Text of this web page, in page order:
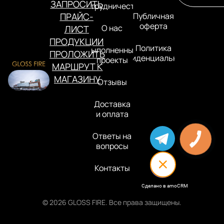
ЗАПРОСИТЬ
ПРАЙС-
ЛИСТ
ПРОДУКЦИИ
ПРОЛОЖИТЬ
МАРШРУТ К
МАГАЗИНУ
Сотрудничество
О нас
Выполненные
проекты
Отзывы
Доставка
и оплата
Ответы на
вопросы
Контакты
Публичная
оферта
Политика
конфиденциальности
© 2026 GLOSS FIRE. Все права защищены.
Сделано в amoCRM